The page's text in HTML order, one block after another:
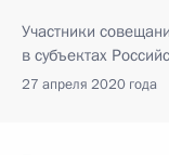
Участники
в субъектах
27 апреля 2020 года